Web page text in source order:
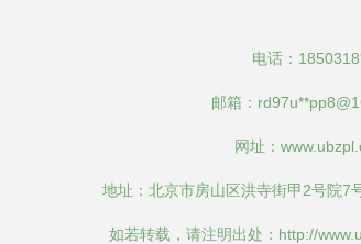
电话：
邮箱：rd97u**
网址：
地址：北京市房山区洪寺街甲2号院7
如若转载，请注明出处：http://